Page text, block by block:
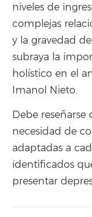
niveles de
complejas
y la gravedad
subraya la
holístico en el
Imanol Nieto.
Debe reseñarse
necesidad de
adaptadas a
identificados
presentar